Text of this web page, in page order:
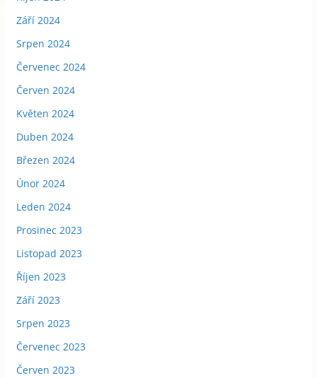
Září 2024
Srpen 2024
Červenec 2024
Červen 2024
Květen 2024
Duben 2024
Březen 2024
Únor 2024
Leden 2024
Prosinec 2023
Listopad 2023
Říjen 2023
Září 2023
Srpen 2023
Červenec 2023
Červen 2023